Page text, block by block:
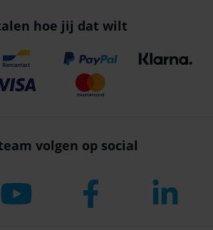
hoe jij dat wilt
volgen op social